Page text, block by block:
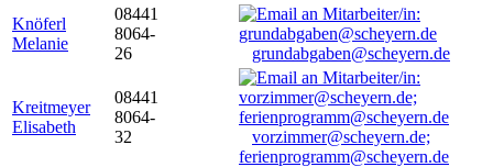
Knöferl
Melanie
08441
8064-
26
grundabgaben@scheyern.de
Kreitmeyer
Elisabeth
08441
8064-
32
vorzimmer@scheyern.de;
ferienprogramm@scheyern.de